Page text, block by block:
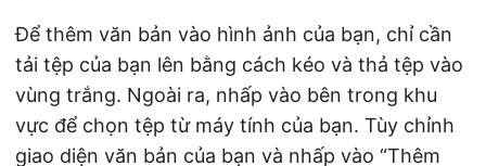
Để thêm văn bản vào hình ảnh của bạn, chỉ cần
tải tệp của bạn lên bằng cách kéo và thả tệp vào
vùng trắng. Ngoài ra, nhấp vào bên trong khu
vực để chọn tệp từ máy tính của bạn. Tùy chỉnh
giao diện văn bản của bạn và nhấp vào “Thêm